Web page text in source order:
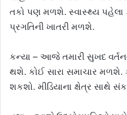
તકો પણ મળશે. સ્વાસ્થ્ય પહેલા
પ્રગતિની ખાતરી મળશે.
કન્યા – આજે તમારી સુખદ
થશે. કોઈ સારા સમાચાર મળશે.
શકશો. મીડિયાના ક્ષેત્ર સાથે